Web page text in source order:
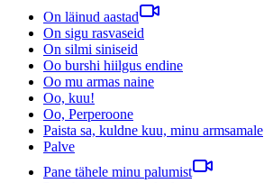
On läinud aastad
On sigu rasvaseid
On silmi siniseid
Oo burshi hiilgus endine
Oo mu armas naine
Oo, kuu!
Oo, Perperoone
Paista sa, kuldne kuu, minu armsamale
Palve
Pane tähele minu palumist